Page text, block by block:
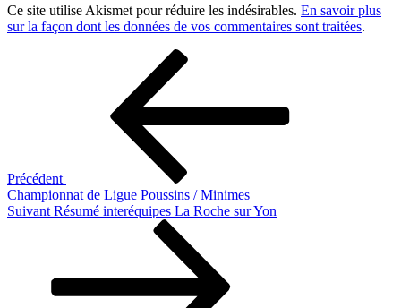
Ce site utilise Akismet pour réduire les indésirables. En savoir plus
sur la façon dont les données de vos commentaires sont traitées.
Précédent
Championnat de Ligue Poussins / Minimes
Article
Suivant Résumé interéquipes La Roche sur Yon